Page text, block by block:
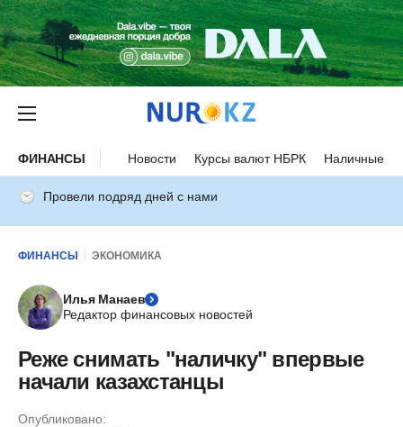
ФИНАНСЫ Новости Курсы валют НБРК Наличные
Провели подряд дней с нами
ФИНАНСЫ ЭКОНОМИКА
Илья Манаев
Редактор финансовых новостей
Реже снимать "наличку" впервые
начали казахстанцы
Опубликовано: